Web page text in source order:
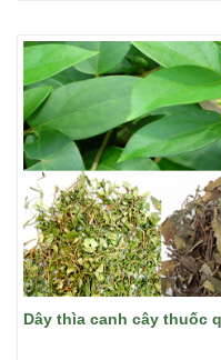
Dây thìa canh cây thuốc